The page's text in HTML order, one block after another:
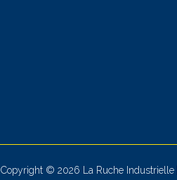
Copyright © 2026 La Ruche Industrielle |